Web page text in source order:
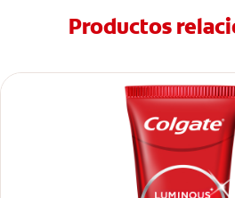
Productos